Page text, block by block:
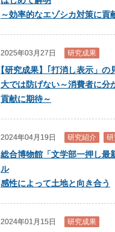
～効率的なエゾシカ対策に貢
2025年03月27日 研究成果
【研究成果】｢打消し表示」の
大では防げない～消費者に分
貢献に期待～
2024年04月19日 研究紹介
総合博物館「文学部一押し最
ル
感性によって土地と向き合う
2024年01月15日 研究成果